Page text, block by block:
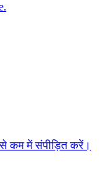
कम में संपीड़ित करें।